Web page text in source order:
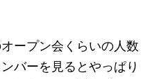
ープン会くらいの人数
バーを見るとやっぱり